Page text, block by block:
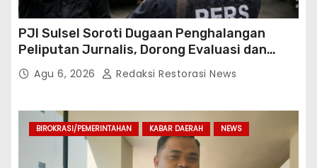
PJI Sulsel Soroti Dugaan Penghalangan
Peliputan Jurnalis, Dorong Evaluasi dan
Penguatan Kemitraan Polri-Pers
Agu 6, 2026 Redaksi Restorasi News
BIROKRASI/PEMERINTAHAN KABAR DAERAH NEWS